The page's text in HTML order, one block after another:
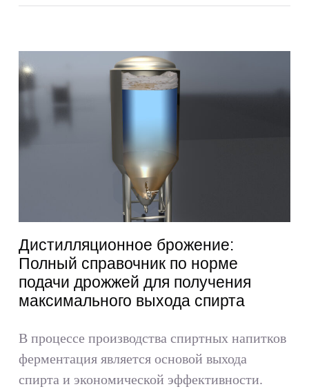
Дистилляционное брожение:
Полный справочник по норме
подачи дрожжей для получения
максимального выхода спирта
В процессе производства спиртных напитков
ферментация является основой выхода
спирта и экономической эффективности.